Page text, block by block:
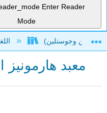
Enter Reader
Mode
hierarchy